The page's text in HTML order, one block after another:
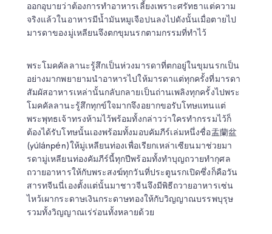
ออกอุบายว่าต้องการทำอาหารเลี้ยงเพราะศรัทธาแต่ความ
จริงแล้วในอาหารมีน้ำมันหมูเจือปนลงไปดังนั้นเมื่อตายไป
มารดาของมู่เหลียนจึงตกขุมนรกตามกรรมที่ทำไว้
พระโมคคัลลานะรู้สึกเป็นห่วงมารดาที่ตกอยู่ในขุมนรกเป็น
อย่างมากพยายามนำอาหารไปให้มารดาแต่ทุกครั้งที่มารดา
สัมผัสอาหารเหล่านั้นกลับกลายเป็นถ่านเพลิงทุกครั้งไปพระ
โมคคัลลานะรู้สึกทุกข์ใจมากจึงอยากขอรับโทษแทนแต่
พระพุทธเจ้าทรงห้ามไว้พร้อมทั้งกล่าวว่าใครทำกรรมไว้ก็
ต้องได้รับโทษนั้นเองพร้อมทั้งมอบคัมภีร์เล่มหนึ่งชื่อ盂蘭盆
(yúlánpén)ให้มู่เหลียนท่องเพื่อเรียกเหล่าเซียนมาช่วยมา
รดามู่เหลียนท่องคัมภีร์นี้ทุกปีพร้อมทั้งทำบุญถวายทำกุศล
ถวายอาหารให้กับพระสงฆ์ทุกวันที่ประตูนรกเปิดซึ่งก็คือวัน
สารทจีนนี่เองตั้งแต่นั้นมาชาวจีนจึงมีพิธีถวายอาหารเซ่น
ไหว้เผากระดาษเงินกระดาษทองให้กับวิญญาณบรรพบุรุษ
รวมทั้งวิญญาณเร่ร่อนทั้งหลายด้วย